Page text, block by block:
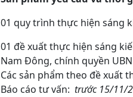
01 quy trình thực hiện sáng
01 đề xuất thực hiện sáng
Nam Đông, chính quyền
Các sản phẩm theo đề xuất
Báo cáo tư vấn: trước 15/11/